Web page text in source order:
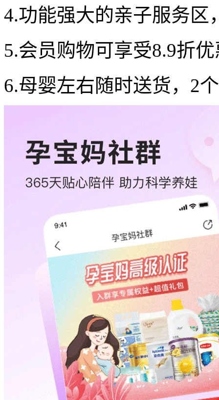
4.功能强大的亲子服务区
5.会员购物可享受8.9折
6.母婴左右随时送货，2